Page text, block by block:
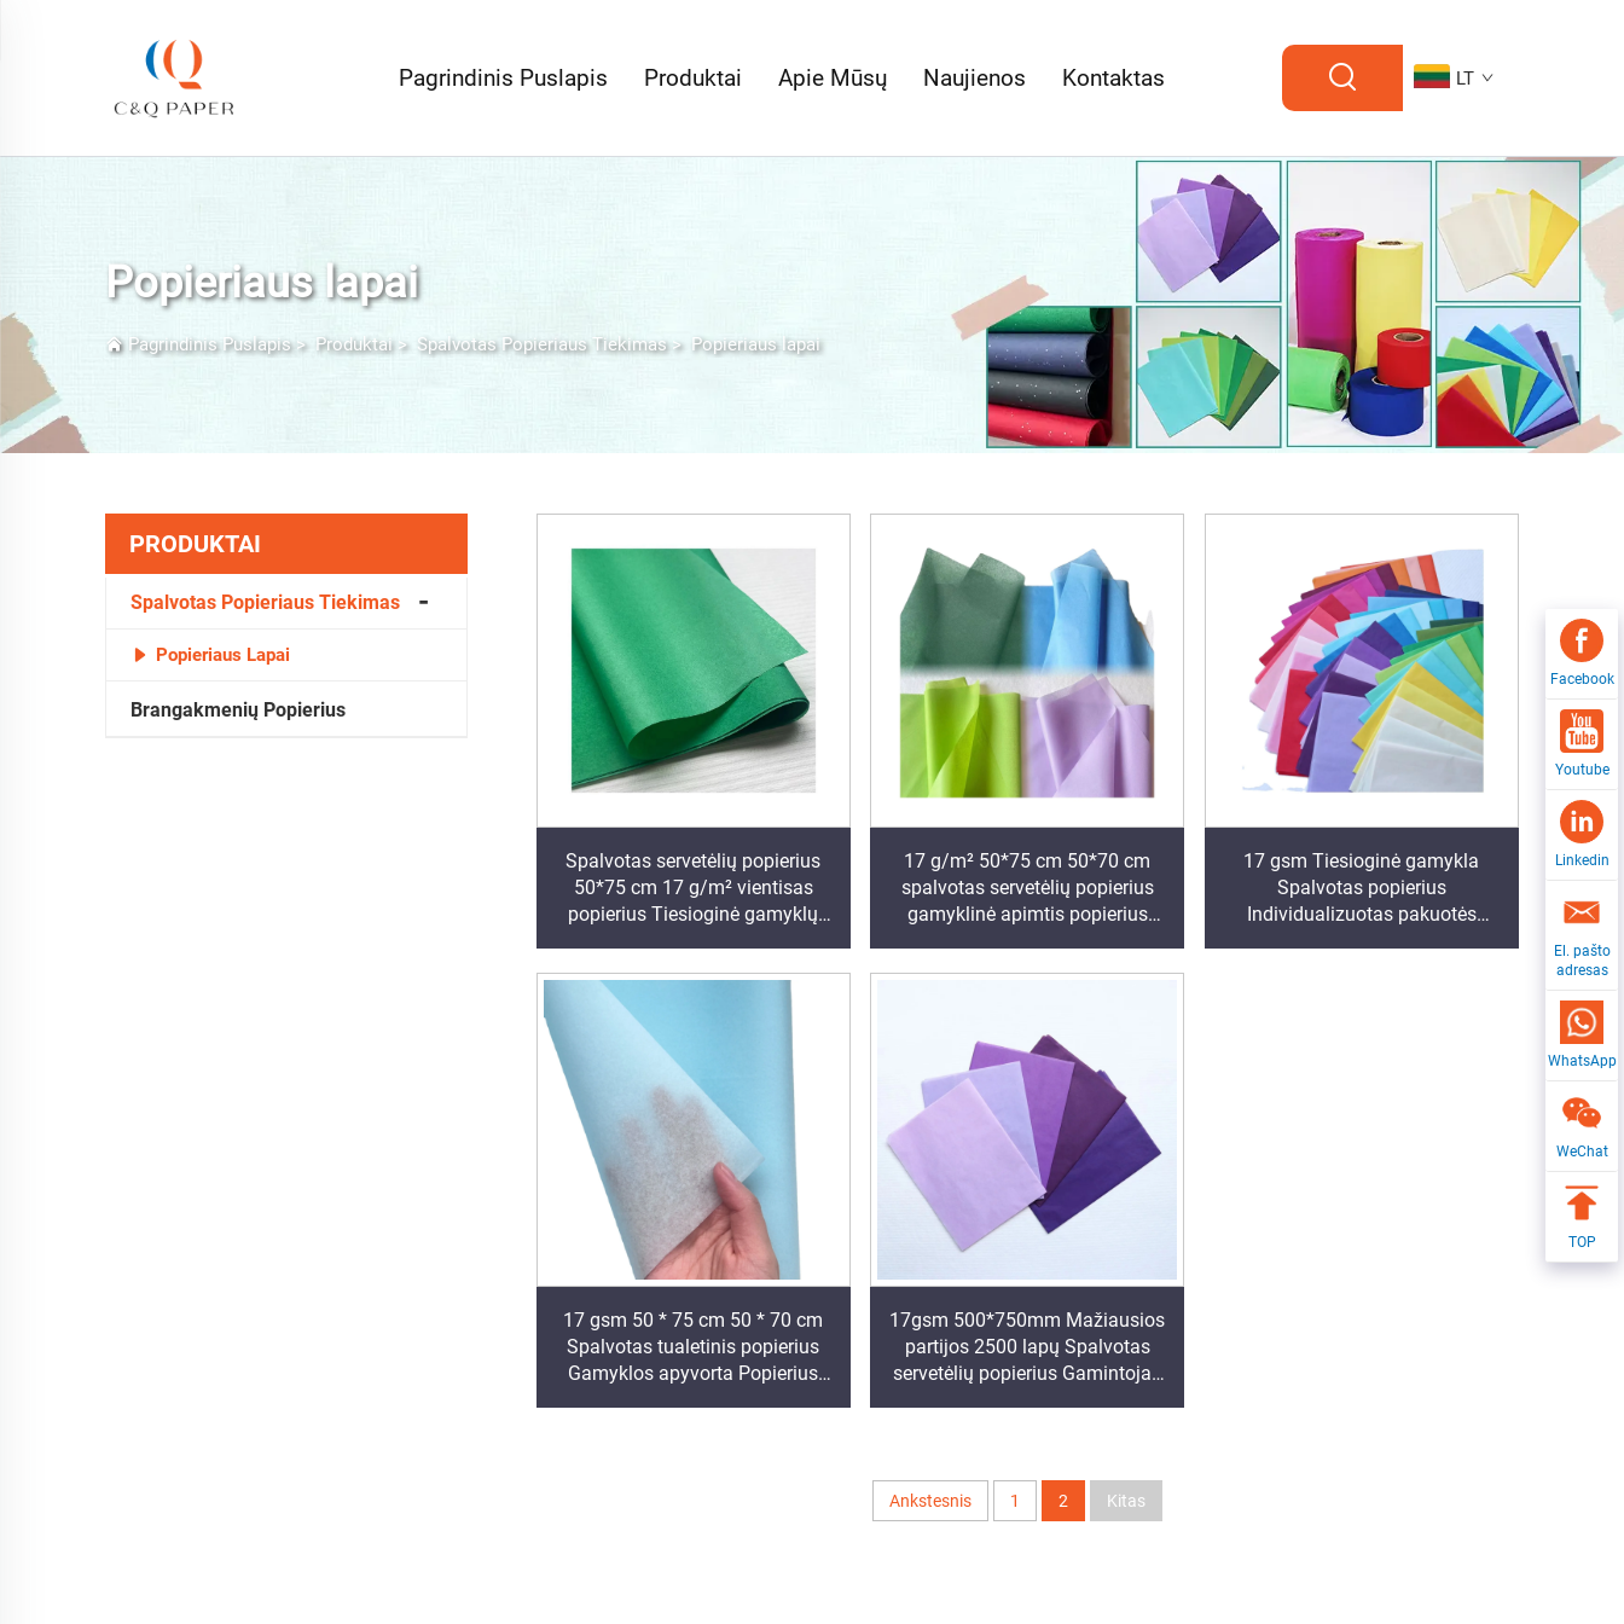
Pagrindinis Puslapis Produktai Apie Mūsų Naujienos Kontaktas LT
Popieriaus lapai
Pagrindinis Puslapis> Produktai> Spalvotas Popieriaus Tiekimas> Popieriaus lapai
PRODUKTAI
Spalvotas Popieriaus Tiekimas
Popieriaus Lapai
Brangakmenių Popierius
Spalvotas servetėlių popierius
50*75 cm 17 g/m² vientisas
popierius Tiesioginė gamyklų
obuolys pomidoras vynuogės
apvyniojimo popierius servetėlės
17 g/m² 50*75 cm 50*70 cm
spalvotas servetėlių popierius
gamyklinė apimtis popierius
17 gsm Tiesioginė gamykla
Spalvotas popierius
Individualizuotas pakuotės
17 gsm 50 * 75 cm 50 * 70 cm
Spalvotas tualetinis popierius
Gamyklos apyvorta Popierius
17gsm 500*750mm Mažiausios
partijos 2500 lapų Spalvotas
servetėlių popierius Gamintojas
Ankstesnis 1 2 Kitas
Facebook
Youtube
Linkedin
El. pašto
adresas
WhatsApp
WeChat
TOP